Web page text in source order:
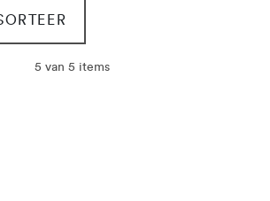
5 van 5 items